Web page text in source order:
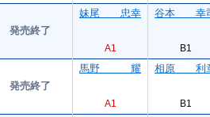
発売終了
妹尾 忠幸
A1
谷本 幸
B1
発売終了
馬野 耀
A1
相原 利
B1